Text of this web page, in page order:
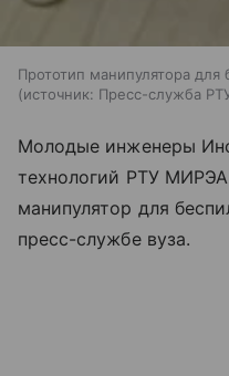
Прототип манипулятора для
источник: Пресс-служба
Молодые инженеры
технологий РТУ МИРЭА
манипулятор для
пресс-службе вуза.